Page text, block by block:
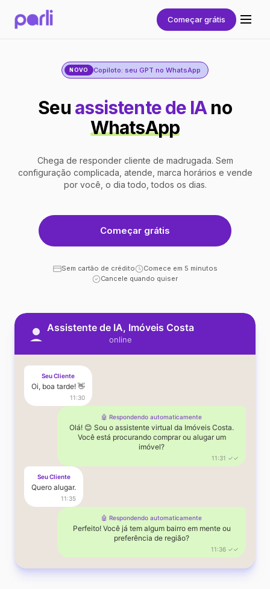
Começar grátis
NOVO Copiloto: seu GPT no WhatsApp
Seu assistente de IAno
WhatsApp
Chega de responder cliente de madrugada. Sem
configuração complicada, atende, marca horários e vende
por você, o dia todo, todos os dias.
Começar grátis
Sem cartão de crédito
Comece em 5 minutos
Cancele quando quiser
Assistente de IA, Imóveis Costa
online
Seu Cliente
Oi, boa tarde! 👋
11:30
🤖 Respondendo automaticamente
Olá! 😊 Sou o assistente virtual da Imóveis Costa.
Você está procurando comprar ou alugar um
imóvel?
11:31 ✓✓
Seu Cliente
Quero alugar.
11:35
🤖 Respondendo automaticamente
Perfeito! Você já tem algum bairro em mente ou
preferência de região?
11:36 ✓✓